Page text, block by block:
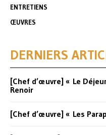
ENTRETIENS
ŒUVRES
DERNIERS
[Chef d’œuvre] « Le
Renoir
[Chef d’œuvre] « Les